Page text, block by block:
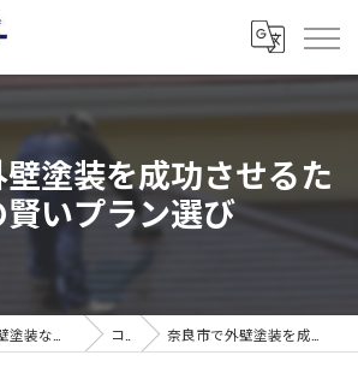
塗装を成功させるた
いプラン選び
コラム 奈良市で外壁塗装を成功させるための賢いプラン選び